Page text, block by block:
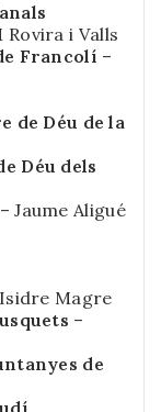
Rovira i Valls
Francolí –
de Déu de la
Déu dels
– Jaume Aligué
Magre
–
de